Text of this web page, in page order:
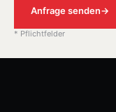
Anfrage senden→
* Pflichtfelder